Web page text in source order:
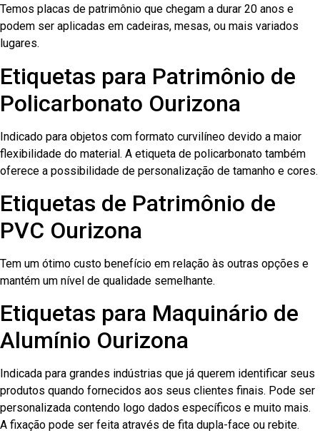
Temos placas de patrimônio que chegam a durar 20 anos e
podem ser aplicadas em cadeiras, mesas, ou mais variados
lugares.
Etiquetas para Patrimônio de
Policarbonato Ourizona
Indicado para objetos com formato curvilíneo devido a maior
flexibilidade do material. A etiqueta de policarbonato também
oferece a possibilidade de personalização de tamanho e cores.
Etiquetas de Patrimônio de
PVC Ourizona
Tem um ótimo custo benefício em relação às outras opções e
mantém um nível de qualidade semelhante.
Etiquetas para Maquinário de
Alumínio Ourizona
Indicada para grandes indústrias que já querem identificar seus
produtos quando fornecidos aos seus clientes finais. Pode ser
personalizada contendo logo dados específicos e muito mais.
A fixação pode ser feita através de fita dupla-face ou rebite.